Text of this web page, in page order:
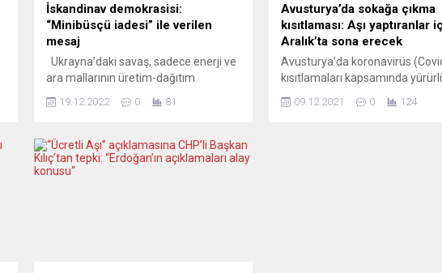
İskandinav demokrasisi:
“Minibüsçü iadesi” ile verilen
mesaj
Ukrayna’daki savaş, sadece enerji ve
ara mallarının üretim-dağıtım
Siyasette de büyük bir altüst
sektöründeki “vidaların daha da
sıkılması” yolundaki eğilimler, sağın ve
aşırı sağın giderek güçlenmesi, genel
19.12.2022 0 81
Avusturya’da sokağa çıkma
kısıtlaması: Aşı yaptıranlar
Aralık’ta sona erecek
Avusturya’da koronavirüs
kısıtlamaları kapsamında
yaptıranlar için 11 Aralık’ta sona
09.12.2021 0 124